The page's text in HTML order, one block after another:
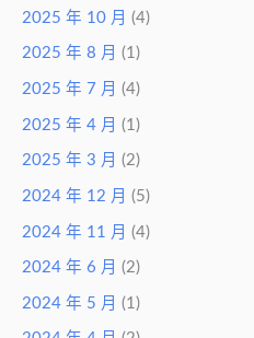
2025 年 10 月 (4)
2025 年 8 月 (1)
2025 年 7 月 (4)
2025 年 4 月 (1)
2025 年 3 月 (2)
2024 年 12 月 (5)
2024 年 11 月 (4)
2024 年 6 月 (2)
2024 年 5 月 (1)